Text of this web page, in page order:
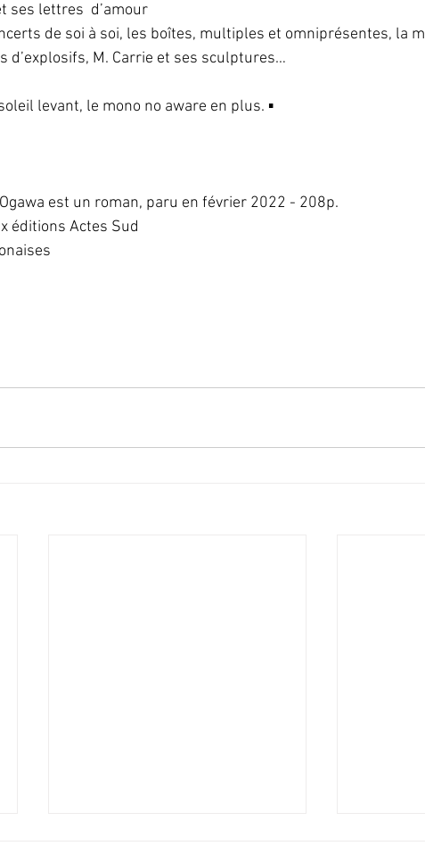
ses lettres  d’amour
de soi à soi, les boîtes, multiples et omniprésentes, la
d’explosifs, M. Carrie et ses sculptures…
levant, le mono no aware en plus. ▪
Ogawa est un roman, paru en février 2022 - 208p.
éditions Actes Sud